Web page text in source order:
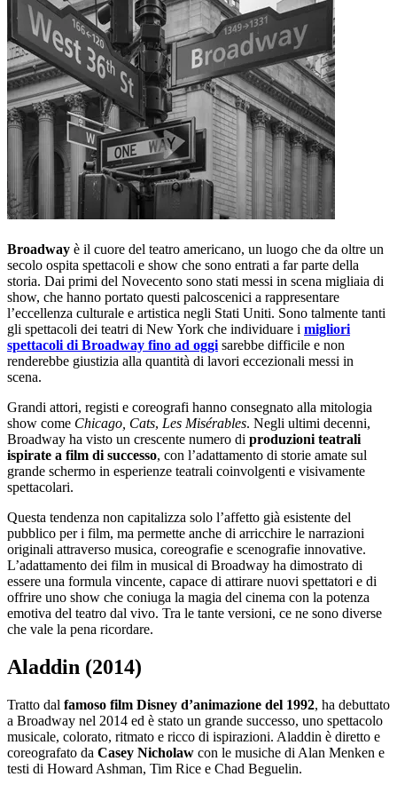
Broadway è il cuore del teatro americano, un luogo che da oltre un
secolo ospita spettacoli e show che sono entrati a far parte della
storia. Dai primi del Novecento sono stati messi in scena migliaia di
show, che hanno portato questi palcoscenici a rappresentare
l’eccellenza culturale e artistica negli Stati Uniti. Sono talmente tanti
gli spettacoli dei teatri di New York che individuare i migliori
spettacoli di Broadway fino ad oggi sarebbe difficile e non
renderebbe giustizia alla quantità di lavori eccezionali messi in
scena.
Grandi attori, registi e coreografi hanno consegnato alla mitologia
show come Chicago, Cats, Les Misérables. Negli ultimi decenni,
Broadway ha visto un crescente numero di produzioni teatrali
ispirate a film di successo, con l’adattamento di storie amate sul
grande schermo in esperienze teatrali coinvolgenti e visivamente
spettacolari.
Questa tendenza non capitalizza solo l’affetto già esistente del
pubblico per i film, ma permette anche di arricchire le narrazioni
originali attraverso musica, coreografie e scenografie innovative.
L’adattamento dei film in musical di Broadway ha dimostrato di
essere una formula vincente, capace di attirare nuovi spettatori e di
offrire uno show che coniuga la magia del cinema con la potenza
emotiva del teatro dal vivo. Tra le tante versioni, ce ne sono diverse
che vale la pena ricordare.
Aladdin (2014)
Tratto dal famoso film Disney d’animazione del 1992, ha debuttato
a Broadway nel 2014 ed è stato un grande successo, uno spettacolo
musicale, colorato, ritmato e ricco di ispirazioni. Aladdin è diretto e
coreografato da Casey Nicholaw con le musiche di Alan Menken e
testi di Howard Ashman, Tim Rice e Chad Beguelin.